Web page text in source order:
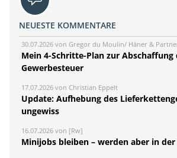
NEUESTE KOMMENTARE
30.07.2026 von Gregor du Moulin/ Häner &
Mein 4-Schritte-Plan zur Abschaffung
Gewerbesteuer
17.07.2026 von Christian Eppelt
Update: Aufhebung des
ungewiss
16.07.2026 von [Rw]
Minijobs bleiben – werden aber in